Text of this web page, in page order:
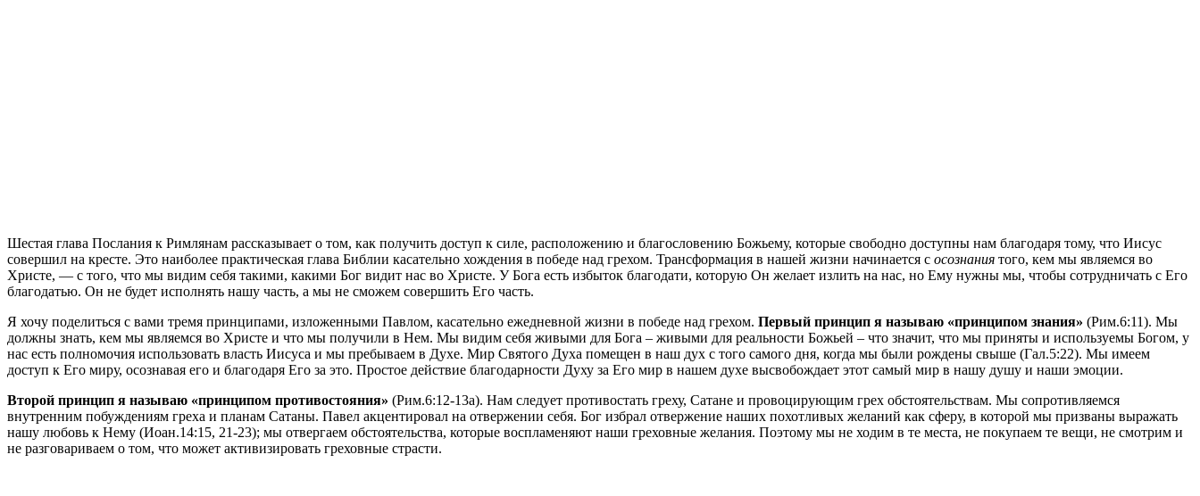
Шестая глава Послания к Римлянам рассказывает о том, как получить доступ к силе, расположению и благословению Божьему, которые свободно доступны нам благодаря тому, что Иисус
совершил на кресте. Это наиболее практическая глава Библии касательно хождения в победе над грехом. Трансформация в нашей жизни начинается с осознания того, кем мы являемся во
Христе, — с того, что мы видим себя такими, какими Бог видит нас во Христе. У Бога есть избыток благодати, которую Он желает излить на нас, но Ему нужны мы, чтобы сотрудничать с Его
благодатью. Он не будет исполнять нашу часть, а мы не сможем совершить Его часть.
Я хочу поделиться с вами тремя принципами, изложенными Павлом, касательно ежедневной жизни в победе над грехом. Первый принцип я называю «принципом знания» (Рим.6:11). Мы
должны знать, кем мы являемся во Христе и что мы получили в Нем. Мы видим себя живыми для Бога – живыми для реальности Божьей – что значит, что мы приняты и используемы Богом, у
нас есть полномочия использовать власть Иисуса и мы пребываем в Духе. Мир Святого Духа помещен в наш дух с того самого дня, когда мы были рождены свыше (Гал.5:22). Мы имеем
доступ к Его миру, осознавая его и благодаря Его за это. Простое действие благодарности Духу за Его мир в нашем духе высвобождает этот самый мир в нашу душу и наши эмоции.
Второй принцип я называю «принципом противостояния» (Рим.6:12-13а). Нам следует противостать греху, Сатане и провоцирующим грех обстоятельствам. Мы сопротивляемся
внутренним побуждениям греха и планам Сатаны. Павел акцентировал на отвержении себя. Бог избрал отвержение наших похотливых желаний как сферу, в которой мы призваны выражать
нашу любовь к Нему (Иоан.14:15, 21-23); мы отвергаем обстоятельства, которые воспламеняют наши греховные желания. Поэтому мы не ходим в те места, не покупаем те вещи, не смотрим и
не разговариваем о том, что может активизировать греховные страсти.